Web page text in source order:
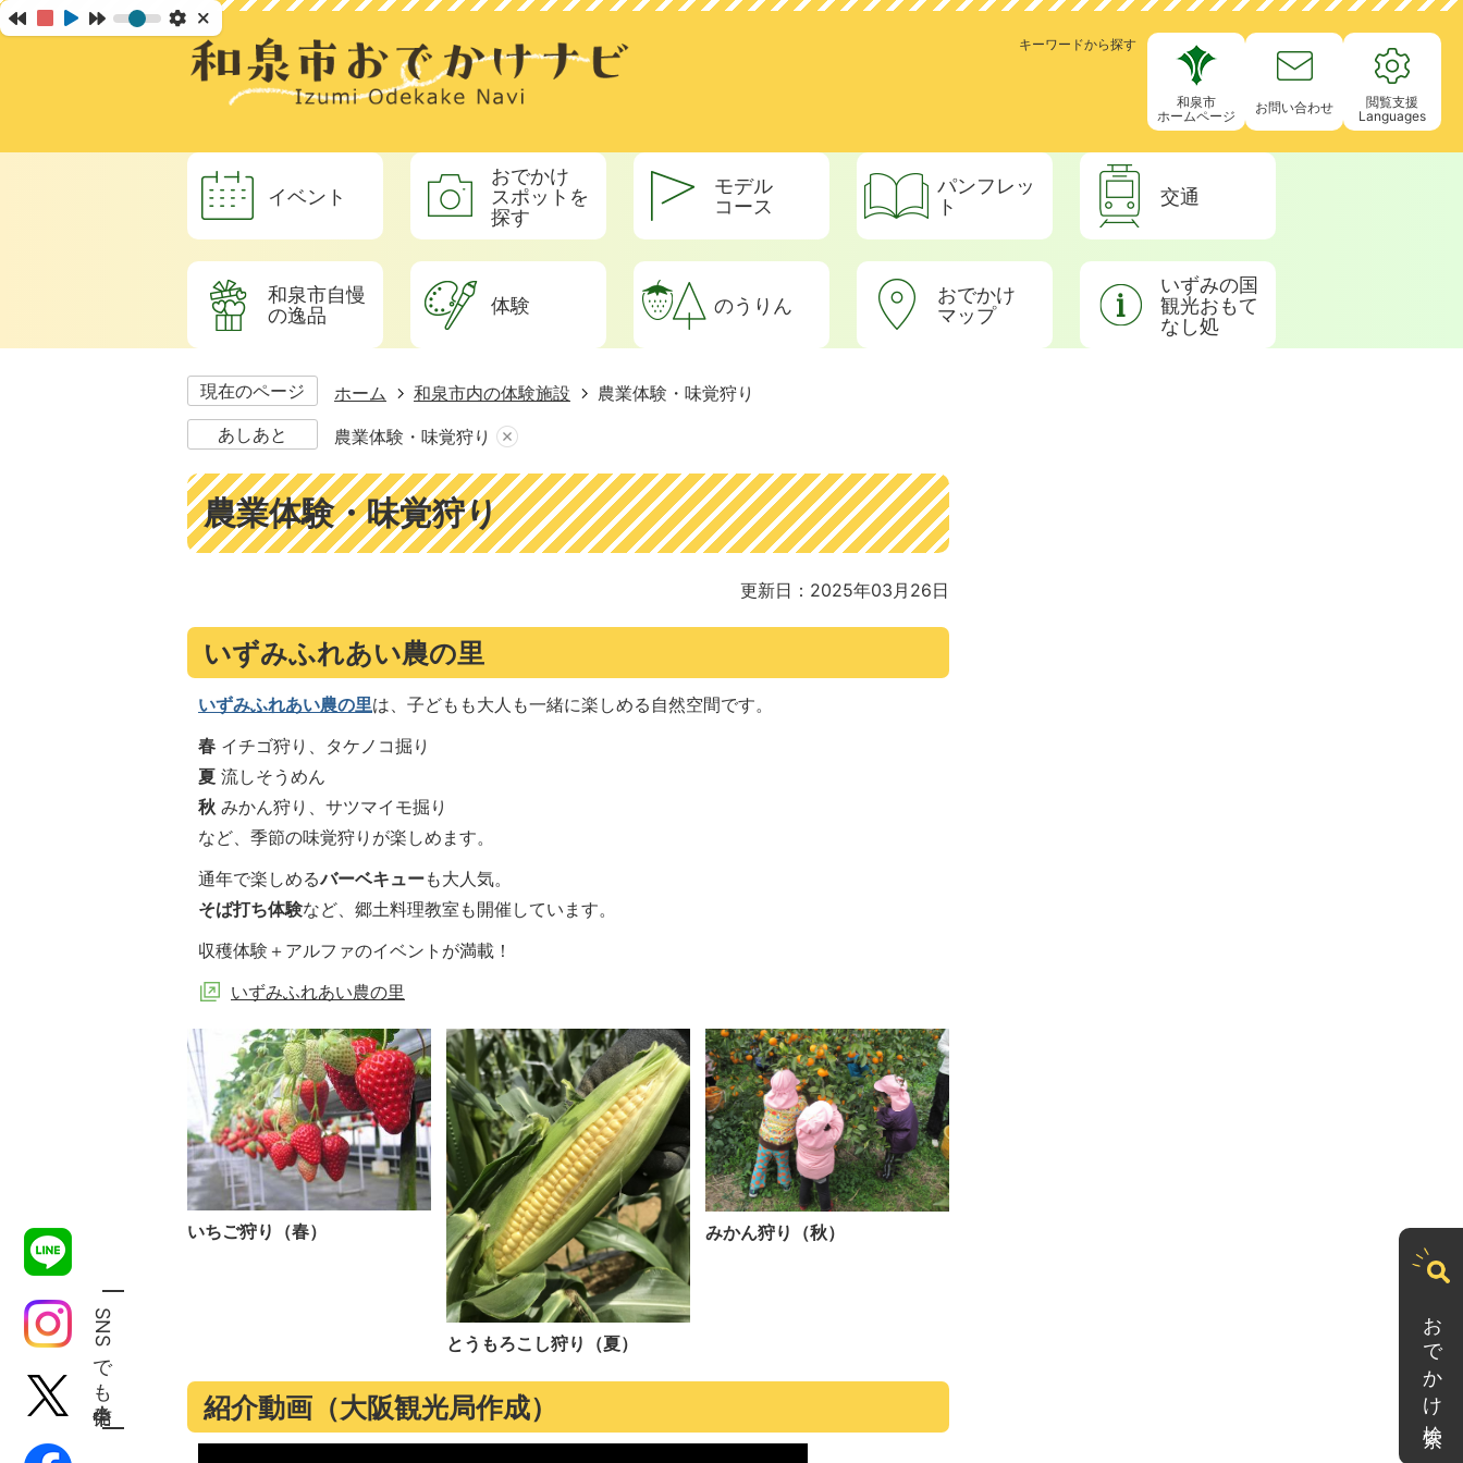
キーワードから探す
和泉市
ホームページ
お問い合わせ
閲覧支援
Languages
SNSでも発信中！ おでかけ検索
イベント
おでかけ
スポットを
探す
モデル
コース
パンフレッ
ト
交通
和泉市自慢
の逸品
体験 のうりん
おでかけ
マップ
いずみの国
観光おもて
なし処
現在のページ ホーム 和泉市内の体験施設
農業体験・味覚狩り
あしあと
農業体験・味覚狩り
農業体験・味覚狩り
更新日：2025年03月26日
いずみふれあい農の里
いずみふれあい農の里は、子どもも大人も一緒に楽しめる自然空間です。
春 イチゴ狩り、タケノコ掘り
夏 流しそうめん
秋 みかん狩り、サツマイモ掘り
など、季節の味覚狩りが楽しめます。
通年で楽しめるバーベキューも大人気。
そば打ち体験など、郷土料理教室も開催しています。
収穫体験＋アルファのイベントが満載！
いずみふれあい農の里
いちご狩り（春）
とうもろこし狩り（夏）
みかん狩り（秋）
紹介動画（大阪観光局作成）